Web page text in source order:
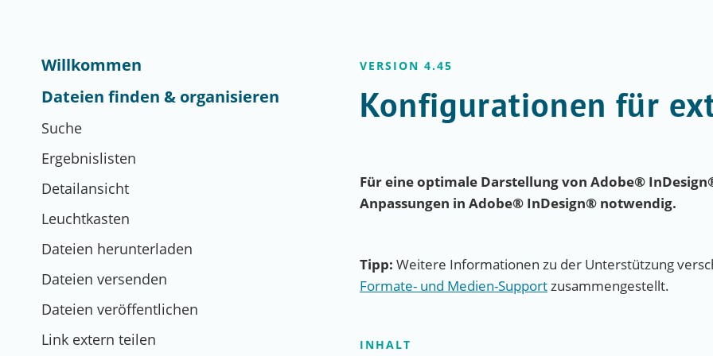
Willkommen
Dateien finden & organisieren
Suche
Ergebnislisten
Detailansicht
Leuchtkasten
Dateien herunterladen
Dateien versenden
Dateien veröffentlichen
Link extern teilen
VERSION 4.45
Konfigurationen für
Für eine optimale Darstellung von Adobe®
Anpassungen in Adobe® InDesign® notwendig.
Tipp: Weitere Informationen zu der Unterstützung
Formate- und Medien-Supportzusammengestellt.
INHALT